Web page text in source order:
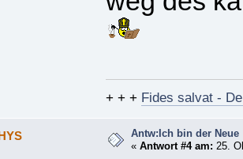
+ + + Fides salvat -
Antw:Ich bin der Neue
«Antwort #4 am: 25.